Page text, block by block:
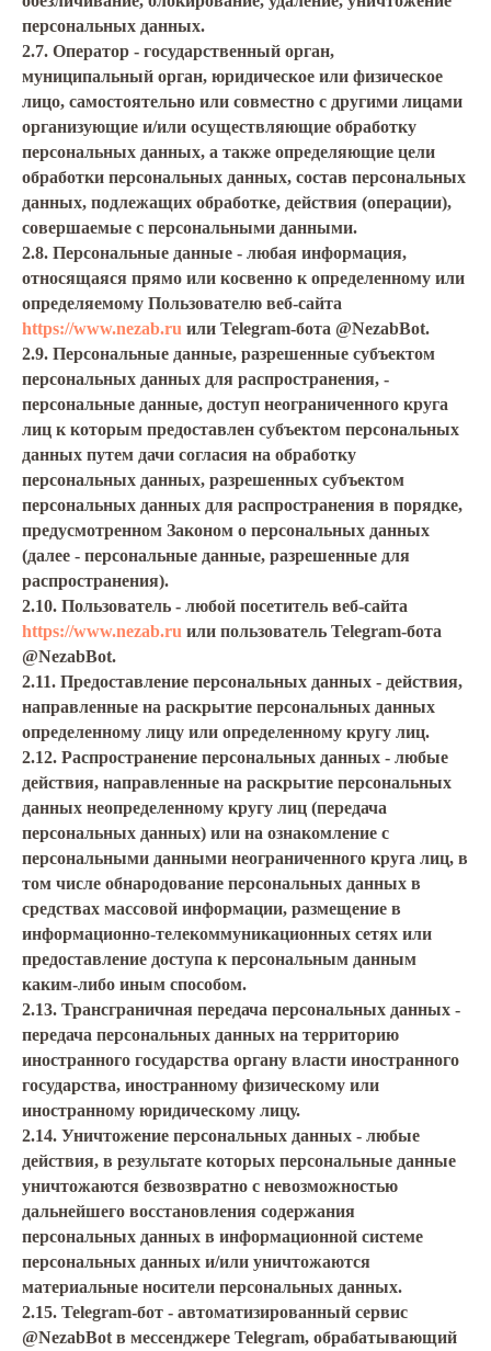
персональных данных.
2.7. Оператор - государственный орган,
муниципальный орган, юридическое или физическое
лицо, самостоятельно или совместно с другими лицами
организующие и/или осуществляющие обработку
персональных данных, а также определяющие цели
обработки персональных данных, состав персональных
данных, подлежащих обработке, действия (операции),
совершаемые с персональными данными.
2.8. Персональные данные - любая информация,
относящаяся прямо или косвенно к определенному или
определяемому Пользователю веб-сайта
https://www.nezab.ru или Telegram-бота @NezabBot.
2.9. Персональные данные, разрешенные субъектом
персональных данных для распространения, -
персональные данные, доступ неограниченного круга
лиц к которым предоставлен субъектом персональных
данных путем дачи согласия на обработку
персональных данных, разрешенных субъектом
персональных данных для распространения в порядке,
предусмотренном Законом о персональных данных
(далее - персональные данные, разрешенные для
распространения).
2.10. Пользователь - любой посетитель веб-сайта
https://www.nezab.ru или пользователь Telegram-бота
@NezabBot.
2.11. Предоставление персональных данных - действия,
направленные на раскрытие персональных данных
определенному лицу или определенному кругу лиц.
2.12. Распространение персональных данных - любые
действия, направленные на раскрытие персональных
данных неопределенному кругу лиц (передача
персональных данных) или на ознакомление с
персональными данными неограниченного круга лиц, в
том числе обнародование персональных данных в
средствах массовой информации, размещение в
информационно-телекоммуникационных сетях или
предоставление доступа к персональным данным
каким-либо иным способом.
2.13. Трансграничная передача персональных данных -
передача персональных данных на территорию
иностранного государства органу власти иностранного
государства, иностранному физическому или
иностранному юридическому лицу.
2.14. Уничтожение персональных данных - любые
действия, в результате которых персональные данные
уничтожаются безвозвратно с невозможностью
дальнейшего восстановления содержания
персональных данных в информационной системе
персональных данных и/или уничтожаются
материальные носители персональных данных.
2.15. Telegram-бот - автоматизированный сервис
@NezabBot в мессенджере Telegram, обрабатывающий